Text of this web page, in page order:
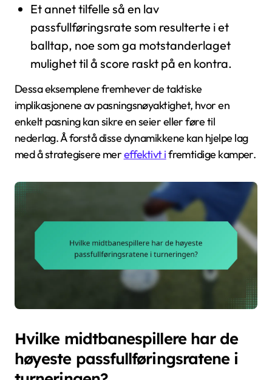
Et annet tilfelle så en lav
passfullføringsrate som resulterte i et
balltap, noe som ga motstanderlaget
mulighet til å score raskt på en kontra.
Dessa eksemplene fremhever de taktiske
implikasjonene av pasningsnøyaktighet, hvor en
enkelt pasning kan sikre en seier eller føre til
nederlag. Å forstå disse dynamikkene kan hjelpe lag
med å strategisere mereffektivt ifremtidige kamper.
Hvilke midtbanespillere har de
høyeste passfullføringsratene i